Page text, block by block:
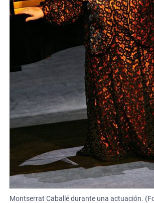
Montserrat Caballé durante una actuación.